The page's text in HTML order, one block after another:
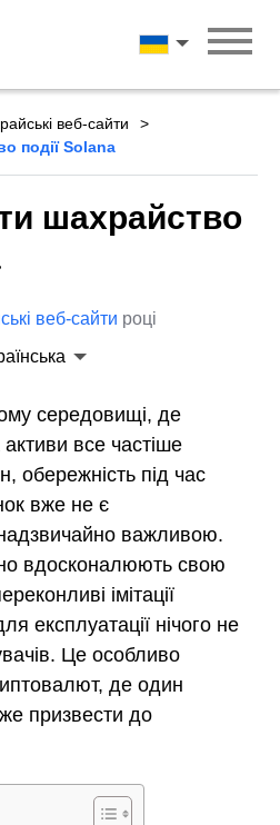
Українська
веб-сайти
події Solana
шахрайство
веб-сайти році
середовищі, де
все частіше
обережність під час
вже не є
важливою.
вдосконалюють свою
імітації
експлуатації нічого не
Це особливо
де один
призвести до